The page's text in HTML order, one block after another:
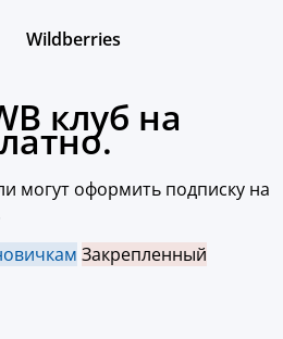
Wildberries
клуб на
могут оформить подписку на
Закрепленный